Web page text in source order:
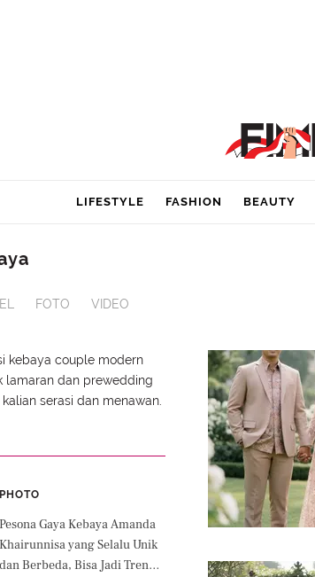
LIFESTYLE FASHION BEAUTY
FOTO VIDEO
kebaya couple modern
lamaran dan prewedding
serasi dan menawan.
PHOTO
Pesona Gaya Kebaya Amanda
Khairunnisa yang Selalu Unik
dan Berbeda, Bisa Jadi Tren